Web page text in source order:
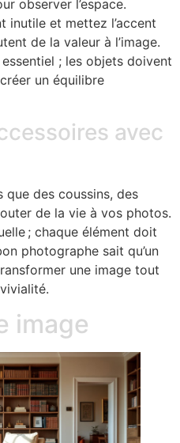
observer l’espace.
inutile et mettez l’accent
de la valeur à l’image.
; les objets doivent
un équilibre
avec
que des coussins, des
de la vie à vos photos.
; chaque élément doit
photographe sait qu’un
une image tout
image